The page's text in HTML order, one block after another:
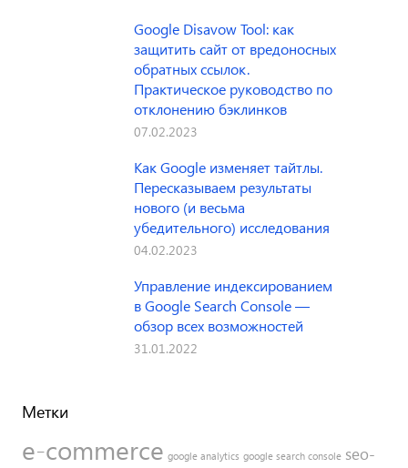
Google Disavow Tool: как
защитить сайт от вредоносных
обратных ссылок.
Практическое руководство по
отклонению бэклинков
07.02.2023
Как Google изменяет тайтлы.
Пересказываем результаты
нового (и весьма
убедительного) исследования
04.02.2023
Управление индексированием
в Google Search Console —
обзор всех возможностей
31.01.2022
Метки
e-commerce google analytics google search console seo-